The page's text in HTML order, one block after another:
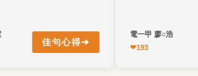
佳句心得➔
機一乙 劉○霆
電一甲 廖○浩
193